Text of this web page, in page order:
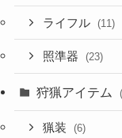
ライフル (11)
照準器 (23)
狩猟アイテム
猟装 (6)